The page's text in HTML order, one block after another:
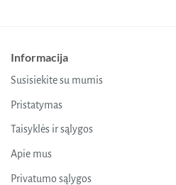
Informacija
Susisiekite su mumis
Pristatymas
Taisyklės ir sąlygos
Apie mus
Privatumo sąlygos